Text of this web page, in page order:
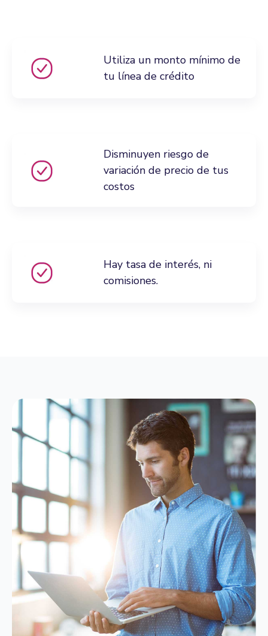
Utiliza un monto mínimo de
tu línea de crédito
Disminuyen riesgo de
variación de precio de tus
costos
Hay tasa de interés, ni
comisiones.